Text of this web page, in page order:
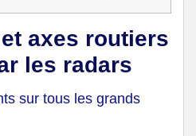
axes routiers
les radars
sur tous les grands